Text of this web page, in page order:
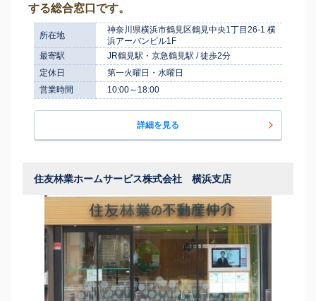
する総合窓口です。
所在地
神奈川県横浜市鶴見区鶴見中央1丁目26‐1 横
浜アーバンビル1F
最寄駅
JR鶴見駅・京急鶴見駅 / 徒歩2分
定休日
第一火曜日・水曜日
営業時間
10:00～18:00
詳細を見る
住友林業ホームサービス株式会社 横浜支店